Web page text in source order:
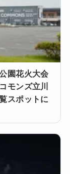
園花火大会
モンズ立川
スポットに